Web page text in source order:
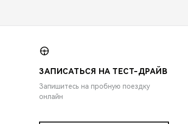
ЗАПИСАТЬСЯ НА ТЕСТ-ДРАЙВ
Запишитесь на пробную поездку
онлайн